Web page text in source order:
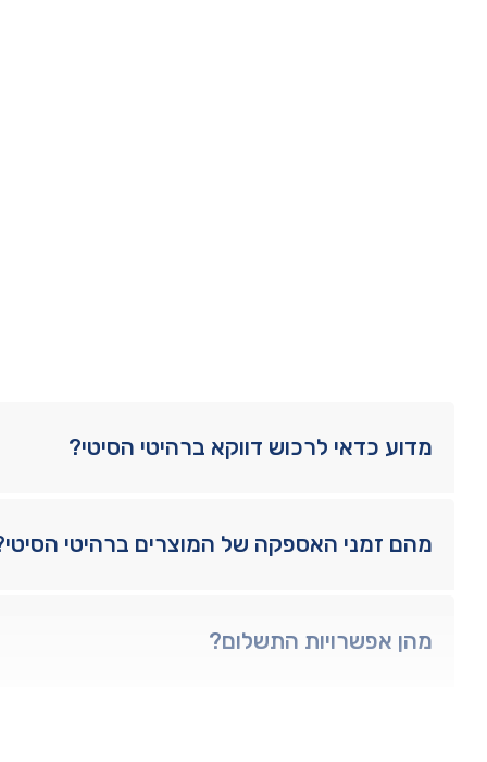
מדוע כדאי לרכוש דווקא ברהיטי הסיטי?
מהם זמני האספקה של המוצרים ברהיטי
מהן אפשרויות התשלום?